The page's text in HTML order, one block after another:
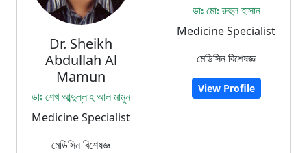
Dr. Sheikh
Abdullah Al
Mamun
ডাঃ শেখ আব্দুল্লাহ আল মামুন
Medicine Specialist
মেডিসিন বিশেষজ্ঞ
ডাঃ মোঃ রুহুল হাসান
Medicine Specialist
মেডিসিন বিশেষজ্ঞ
View Profile